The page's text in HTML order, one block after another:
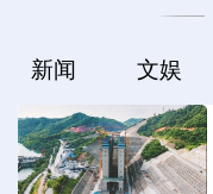
新闻 文娱